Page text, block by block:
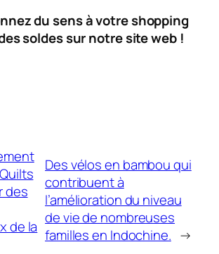
du sens à votre shopping
soldes sur notre site web !
des
de la
Des vélos en bambou qui
contribuent à
l’amélioration du niveau
de vie de nombreuses
familles en Indochine. →